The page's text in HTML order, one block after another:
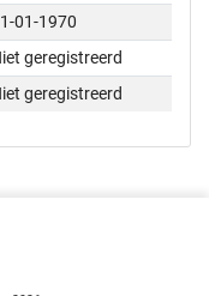
01-1970
geregistreerd
geregistreerd